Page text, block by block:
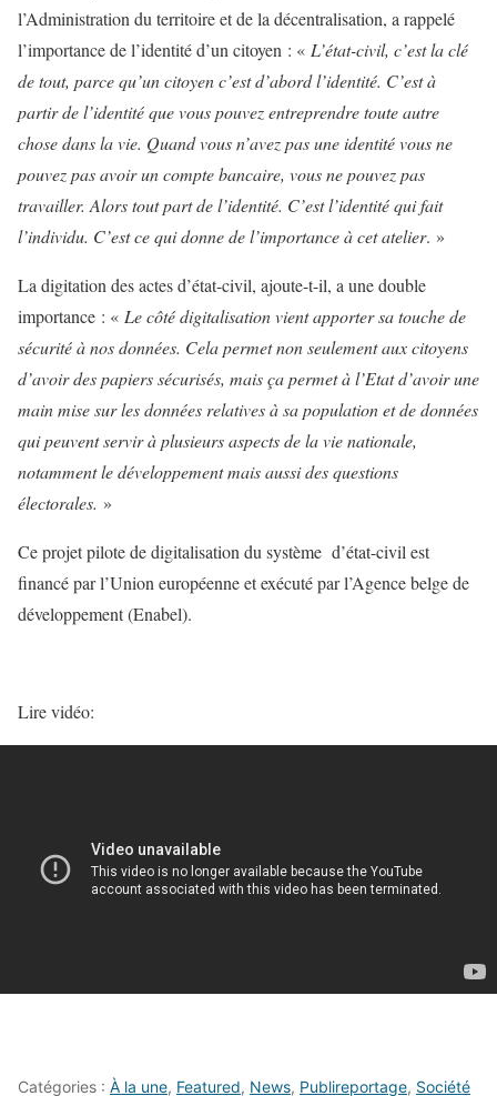
l’Administration du territoire et de la décentralisation, a rappelé
l’importance de l’identité d’un citoyen : « L’état-civil, c’est la clé
de tout, parce qu’un citoyen c’est d’abord l’identité. C’est à
partir de l’identité que vous pouvez entreprendre toute autre
chose dans la vie. Quand vous n’avez pas une identité vous ne
pouvez pas avoir un compte bancaire, vous ne pouvez pas
travailler. Alors tout part de l’identité. C’est l’identité qui fait
l’individu. C’est ce qui donne de l’importance à cet atelier. »
La digitation des actes d’état-civil, ajoute-t-il, a une double
importance : « Le côté digitalisation vient apporter sa touche de
sécurité à nos données. Cela permet non seulement aux citoyens
d’avoir des papiers sécurisés, mais ça permet à l’Etat d’avoir une
main mise sur les données relatives à sa population et de données
qui peuvent servir à plusieurs aspects de la vie nationale,
notamment le développement mais aussi des questions
électorales. »
Ce projet pilote de digitalisation du système d’état-civil est
financé par l’Union européenne et exécuté par l’Agence belge de
développement (Enabel).
Lire vidéo:
Catégories : À la une, Featured, News, Publireportage, Société